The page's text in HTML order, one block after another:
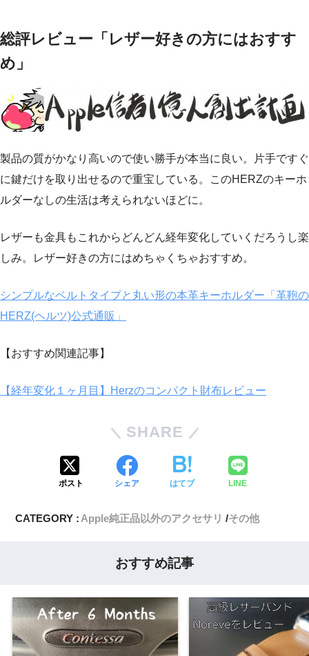
総評レビュー「レザー好きの方にはおすす
め」
製品の質がかなり高いので使い勝手が本当に良い。片手ですぐ
に鍵だけを取り出せるので重宝している。このHERZのキーホ
ルダーなしの生活は考えられないほどに。
レザーも金具もこれからどんどん経年変化していくだろうし楽
しみ。レザー好きの方にはめちゃくちゃおすすめ。
シンプルなベルトタイプと丸い形の本革キーホルダー「革鞄の
HERZ(ヘルツ)公式通販」
【おすすめ関連記事】
【経年変化１ヶ月目】Herzのコンパクト財布レビュー
SHARE
ポスト シェア はてブ LINE
CATEGORY : Apple純正品以外のアクセサリ その他
おすすめ記事